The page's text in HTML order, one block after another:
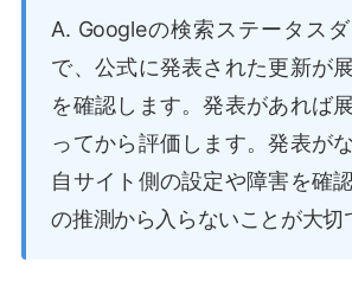
A. Googleの検索ステータス
で、公式に発表された更新が
を確認します。発表があれば
ってから評価します。発表が
自サイト側の設定や障害を確
の推測から入らないことが大切